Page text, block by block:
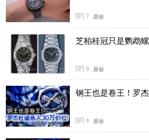
7 原创
芝柏桂冠只是鹦鹉
9 原创
钢王也是卷王！罗
6 原创